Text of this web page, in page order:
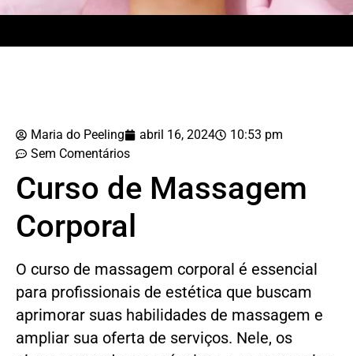
Maria do Peeling abril 16, 2024
10:53 pm
Sem Comentários
Curso de Massagem
Corporal
O curso de massagem corporal é essencial
para profissionais de estética que buscam
aprimorar suas habilidades de massagem e
ampliar sua oferta de serviços. Nele, os